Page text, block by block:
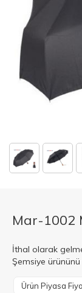
Mar-1002
İthal olarak
Şemsiye
Ürün Piyasa